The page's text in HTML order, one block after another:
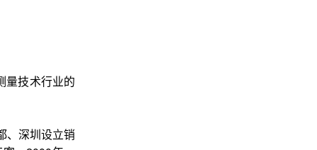
量技术行业的
、深圳设立销